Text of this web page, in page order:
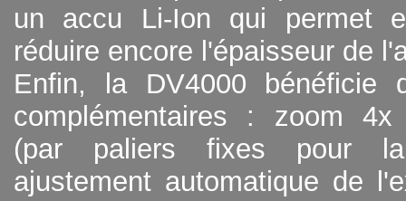
un accu Li-Ion qui permet
réduire encore l'épaisseur de
Enfin, la DV4000 bénéficie
complémentaires : zoom
(par paliers fixes pour la
ajustement automatique de